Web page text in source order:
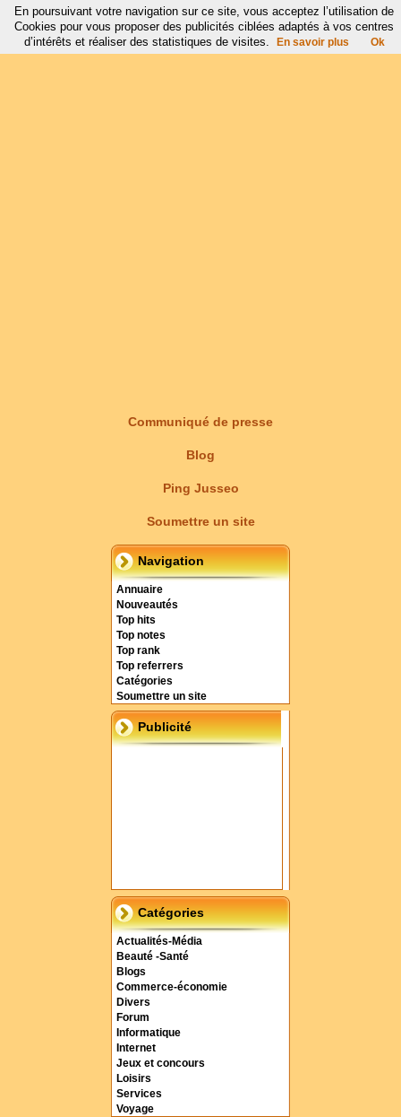
Communiqué de presse
Blog
Ping Jusseo
Soumettre un site
Navigation
Annuaire
Nouveautés
Top hits
Top notes
Top rank
Top referrers
Catégories
Soumettre un site
Publicité
Catégories
Actualités-Média
Beauté -Santé
Blogs
Commerce-économie
Divers
Forum
Informatique
Internet
Jeux et concours
Loisirs
Services
Voyage
En poursuivant votre navigation sur ce site, vous acceptez l’utilisation de
Cookies pour vous proposer des publicités ciblées adaptés à vos centres
d’intérêts et réaliser des statistiques de visites.
En savoir plus Ok